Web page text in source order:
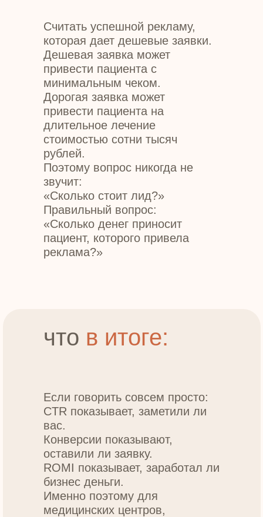
Считать успешной рекламу,
которая дает дешевые заявки.
Дешевая заявка может
привести пациента с
минимальным чеком.
Дорогая заявка может
привести пациента на
длительное лечение
стоимостью сотни тысяч
рублей.
Поэтому вопрос никогда не
звучит:
«Сколько стоит лид?»
Правильный вопрос:
«Сколько денег приносит
пациент, которого привела
реклама?»
что в итоге:
Если говорить совсем просто:
CTR показывает, заметили ли
вас.
Конверсии показывают,
оставили ли заявку.
ROMI показывает, заработал ли
бизнес деньги.
Именно поэтому для
медицинских центров,